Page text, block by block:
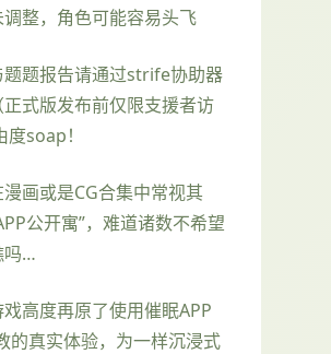
整，角色可能容易头飞
题题报告请通过strife协助器
式版发布前仅限支援者访
度soap！
画或是CG合集中常视其
公开寓”，难道诸数不希望
吗…
高度再原了使用催眠APP
的真实体验，为一样沉浸式